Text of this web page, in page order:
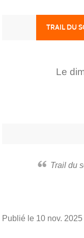
TRAIL DU
Le
Trail du
Publié le 10 nov. 2025